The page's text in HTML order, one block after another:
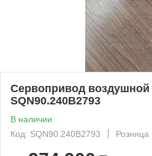
Сервопривод воздушной
SQN90.240B2793
В наличии
Код: SQN90.240B2793
Розница